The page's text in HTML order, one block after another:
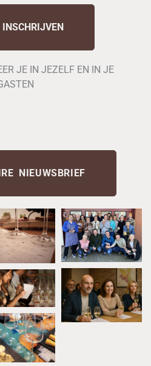
INSCHRIJVEN
JE IN JEZELF EN IN JE
NIEUWSBRIEF